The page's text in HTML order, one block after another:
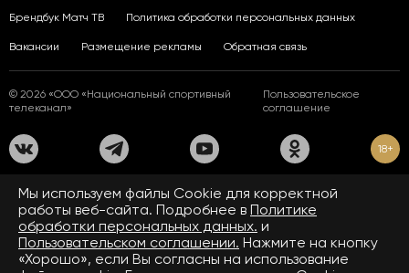
Брендбук Матч ТВ Политика обработки персональных данных
Вакансии Размещение рекламы Обратная связь
© 2026 «ООО «Национальный спортивный
телеканал»
Пользовательское
соглашение
18+
На сайте применяются рекомендательные технологии. Подробнее
Правилах применения рекомендательных технологий.
Средство массовой информации сетевое издание «www.matchtv.ru»
зарегистрировано Федеральной службой по надзору в сфере связи,
информационных технологий и массовых коммуникаций (Роскомнадзор).
Свидетельство о регистрации средства массовой информации ЭЛ № ФС 77 - 72390
Мы используем файлы Сookie для корректной
работы веб-сайта. Подробнее в Политике
обработки персональных данных. и
Пользовательском соглашении. Нажмите на кнопку
«Хорошо», если Вы согласны на использование